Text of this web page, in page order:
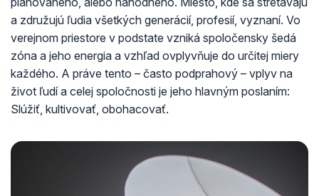
a združujú ľudia všetkých generácií, profesií, vyznaní. Vo
verejnom priestore v podstate vzniká spoločensky šedá
zóna a jeho energia a vzhľad ovplyvňuje do určitej miery
každého. A práve tento – často podprahový – vplyv na
život ľudí a celej spoločnosti je jeho hlavným poslaním:
Slúžiť, kultivovať, obohacovať.